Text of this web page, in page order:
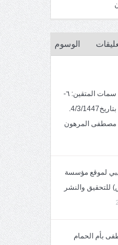
الوسوم
خطبة الجمعة: سمات المتقين: ٦-
عمل الإحسان بتاريخ4/3/1447.
مصطفى المرهون
لموقع مؤسسة
والنشر
بأم الحمام